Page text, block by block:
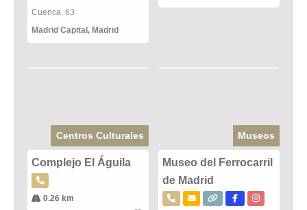
Cuenca, 63
Madrid Capital , Madrid
Centros Culturales
Complejo El Águila
0.26 km
Museos
Museo del Ferrocarril
de Madrid